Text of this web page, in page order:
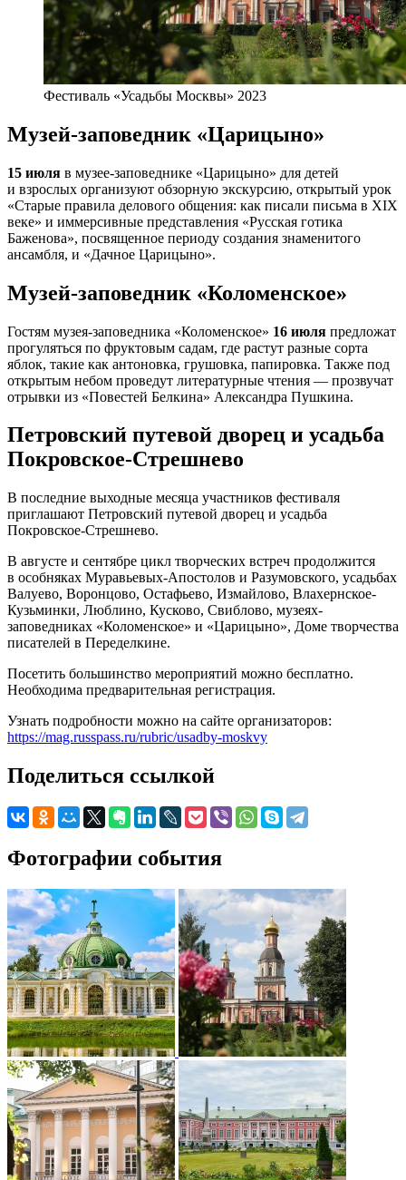
Фестиваль «Усадьбы Москвы» 2023
Музей-заповедник «Царицыно»
15 июля в музее-заповеднике «Царицыно» для детей
и взрослых организуют обзорную экскурсию, открытый урок
«Старые правила делового общения: как писали письма в XIX
веке» и иммерсивные представления «Русская готика
Баженова», посвященное периоду создания знаменитого
ансамбля, и «Дачное Царицыно».
Музей-заповедник «Коломенское»
Гостям музея-заповедника «Коломенское» 16 июля предложат
прогуляться по фруктовым садам, где растут разные сорта
яблок, такие как антоновка, грушовка, папировка. Также под
открытым небом проведут литературные чтения — прозвучат
отрывки из «Повестей Белкина» Александра Пушкина.
Петровский путевой дворец и усадьба
Покровское-Стрешнево
В последние выходные месяца участников фестиваля
приглашают Петровский путевой дворец и усадьба
Покровское-Стрешнево.
В августе и сентябре цикл творческих встреч продолжится
в особняках Муравьевых-Апостолов и Разумовского, усадьбах
Валуево, Воронцово, Остафьево, Измайлово, Влахернское-
Кузьминки, Люблино, Кусково, Свиблово, музеях-
заповедниках «Коломенское» и «Царицыно», Доме творчества
писателей в Переделкине.
Посетить большинство мероприятий можно бесплатно.
Необходима предварительная регистрация.
Узнать подробности можно на сайте организаторов:
https://mag.russpass.ru/rubric/usadby-moskvy
Поделиться ссылкой
Фотографии события